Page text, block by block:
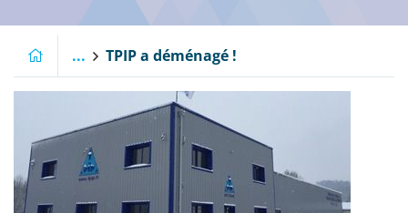
... TPIP a déménagé !